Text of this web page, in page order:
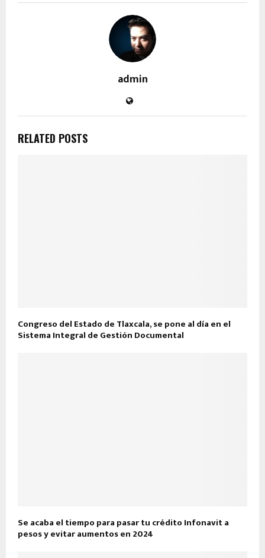
admin
RELATED POSTS
Congreso del Estado de Tlaxcala, se pone al día en el
Sistema Integral de Gestión Documental
Se acaba el tiempo para pasar tu crédito Infonavit a
pesos y evitar aumentos en 2024